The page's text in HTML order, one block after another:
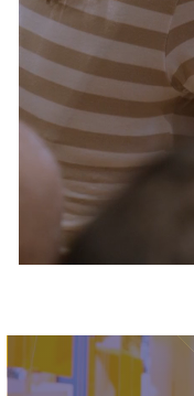
Servizi e
Contatti
FAQ